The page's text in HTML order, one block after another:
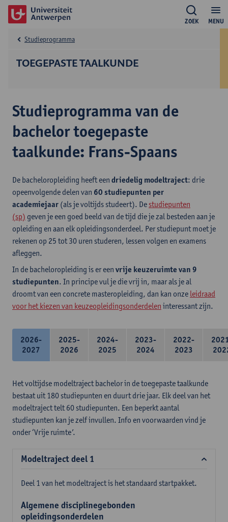
MENU
ZOEK
TOEGEPASTE TAALKUNDE
Studieprogramma
Studieprogramma van de
bachelor toegepaste
taalkunde: Frans-Spaans
De bacheloropleiding heeft een driedelig modeltraject: drie
opeenvolgende delen van 60 studiepunten per
academiejaar (als je voltijds studeert). De studiepunten
(sp) geven je een goed beeld van de tijd die je zal besteden aan je
opleiding en aan elk opleidingsonderdeel. Per studiepunt moet je
rekenen op 25 tot 30 uren studeren, lessen volgen en examens
afleggen.
In de bacheloropleiding is er een vrije keuzeruimte van 9
studiepunten. In principe vul je die vrij in, maar als je al
droomt van een concrete masteropleiding, dan kan onze leidraad
voor het kiezen van keuzeopleidingsonderdelen interessant zijn.
2026-
2027
2025-
2026
2024-
2025
2023-
2024
2022-
2023
Het voltijdse modeltraject bachelor in de toegepaste taalkunde
bestaat uit 180 studiepunten en duurt drie jaar. Elk deel van het
modeltraject telt 60 studiepunten. Een beperkt aantal
studiepunten kan je zelf invullen. Info en voorwaarden vind je
onder ‘Vrije ruimte’.
Modeltraject deel 1
Deel 1 van het modeltraject is het standaard startpakket.
Algemene disciplinegebonden
opleidingsonderdelen